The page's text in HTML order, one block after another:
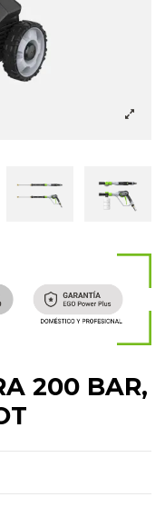
200 BAR,